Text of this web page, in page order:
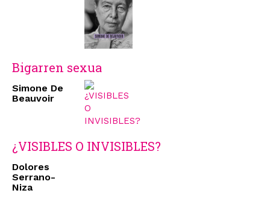
Bigarren sexua
Simone De
Beauvoir
¿VISIBLES O INVISIBLES?
Dolores
Serrano-
Niza